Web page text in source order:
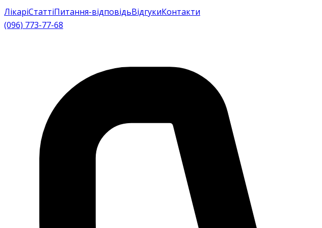
ЛікаріСтаттіПитання-відповідьВідгукиКонтакти
(096) 773-77-68